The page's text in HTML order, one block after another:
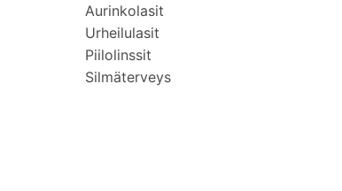
Aurinkolasit
Urheilulasit
Piilolinssit
Silmäterveys